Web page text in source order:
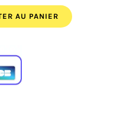
AU PANIER